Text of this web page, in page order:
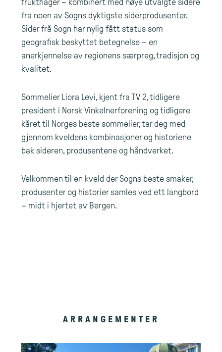
frukthager – kombinert med nøye utvalgte sidere
fra noen av Sogns dyktigste siderprodusenter.
Sider frå Sogn har nylig fått status som
geografisk beskyttet betegnelse – en
anerkjennelse av regionens særpreg, tradisjon og
kvalitet.
Sommelier Liora Levi, kjent fra TV 2, tidligere
president i Norsk Vinkelnerforening og tidligere
kåret til Norges beste sommelier, tar deg med
gjennom kveldens kombinasjoner og historiene
bak sideren, produsentene og håndverket.
Velkommen til en kveld der Sogns beste smaker,
produsenter og historier samles ved ett langbord
– midt i hjertet av Bergen.
ARRANGEMENTER